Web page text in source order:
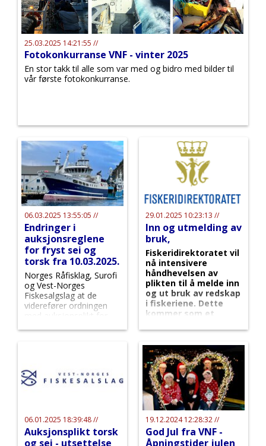
25.03.2025 14:21:55 //
Fotokonkurranse VNF - vinter 2025
En stor takk til alle som var med og bidro med bilder til
vår første fotokonkurranse.
06.03.2025 13:55:05 //
Endringer i
auksjonsreglene
for fryst sei og
torsk fra 10.03.2025.
Norges Råfisklag, Surofi
og Vest-Norges
Fiskesalgslag at de
viderefører ordningen
med auksjonsplikt for
29.01.2025 10:23:13 //
Inn og utmelding av
bruk,
Fiskeridirektoratet vil
nå intensivere
håndhevelsen av
plikten til å melde inn
og ut bruk av redskap
i fiskeriene. Dette
kommer som et
fiskere har unnlatt å
følge regelverket, til
tross for påminnelser
som ble sendt ut før
jul, melder
direktoratet.
06.01.2025 18:39:48 //
Auksjonsplikt torsk
og sei - utsettelse
19.12.2024 12:28:32 //
God Jul fra VNF -
Åpningstider julen